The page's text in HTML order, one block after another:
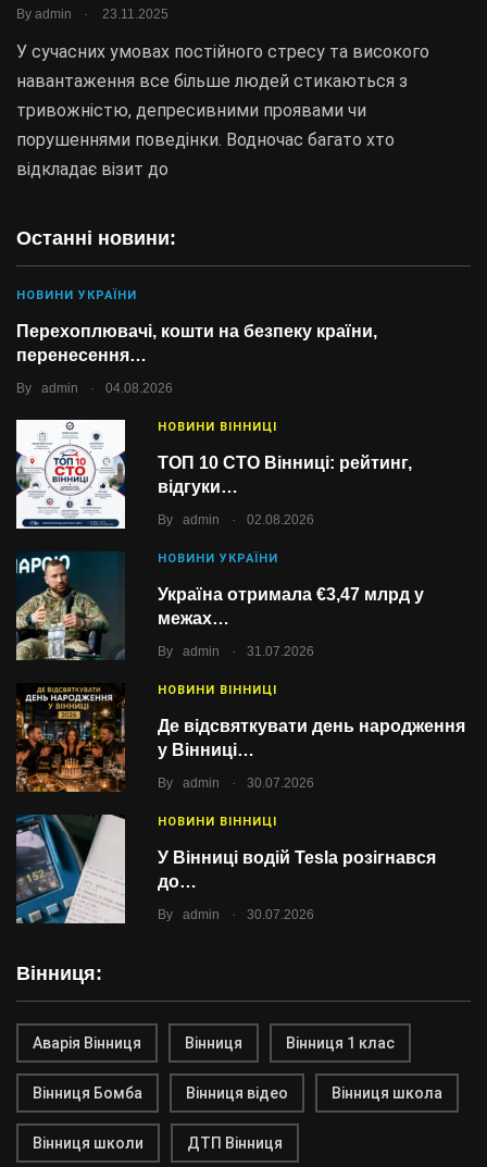
By admin . 23.11.2025
У сучасних умовах постійного стресу та високого
навантаження все більше людей стикаються з
тривожністю, депресивними проявами чи
порушеннями поведінки. Водночас багато хто
відкладає візит до
Останні новини:
НОВИНИ УКРАЇНИ
Перехоплювачі, кошти на безпеку країни,
перенесення…
By admin . 04.08.2026
НОВИНИ ВІННИЦІ
ТОП 10 СТО Вінниці: рейтинг,
відгуки…
By admin . 02.08.2026
НОВИНИ УКРАЇНИ
Україна отримала €3,47 млрд у
межах…
By admin . 31.07.2026
НОВИНИ ВІННИЦІ
Де відсвяткувати день народження
у Вінниці…
By admin . 30.07.2026
НОВИНИ ВІННИЦІ
У Вінниці водій Tesla розігнався
до…
By admin . 30.07.2026
Вінниця:
Аварія Вінниця Вінниця Вінниця 1 клас
Вінниця Бомба Вінниця відео Вінниця школа
Вінниця школи ДТП Вінниця